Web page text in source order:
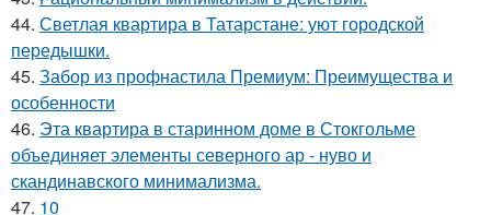
44. Светлая квартира в Татарстане: уют городской
передышки.
45. Забор из профнастила Премиум: Преимущества и
особенности
46. Эта квартира в старинном доме в Стокгольме
объединяет элементы северного ар - нуво и
скандинавского минимализма.
47. 10